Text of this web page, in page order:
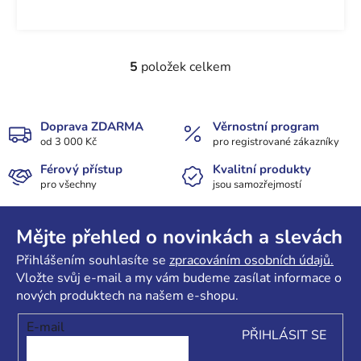
O
á
d
a
c
r
v
k
y
v
p
5 položek celkem
Doprava ZDARMA
od 3 000 Kč
Věrnostní program
pro registrované zákazníky
Férový přístup
pro všechny
Kvalitní produkty
jsou samozřejmostí
Mějte přehled o novinkách a slevách
Přihlášením souhlasíte se zpracováním osobních údajů.
Vložte svůj e-mail a my vám budeme zasílat informace o
nových produktech na našem e-shopu.
E-mail
PŘIHLÁSIT SE